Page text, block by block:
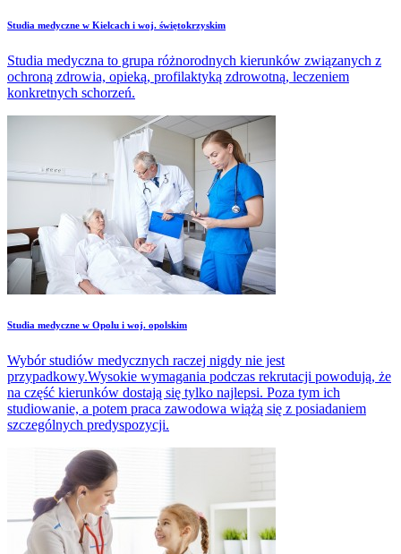
Studia medyczne w Kielcach i woj. świętokrzyskim
Studia medyczna to grupa różnorodnych kierunków związanych z
ochroną zdrowia, opieką, profilaktyką zdrowotną, leczeniem
konkretnych schorzeń.
Studia medyczne w Opolu i woj. opolskim
Wybór studiów medycznych raczej nigdy nie jest
przypadkowy.Wysokie wymagania podczas rekrutacji powodują, że
na część kierunków dostają się tylko najlepsi. Poza tym ich
studiowanie, a potem praca zawodowa wiążą się z posiadaniem
szczególnych predyspozycji.